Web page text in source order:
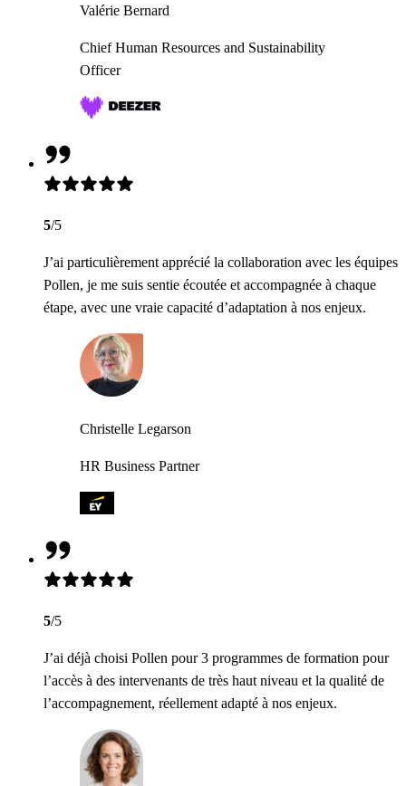
Valérie Bernard
Chief Human Resources and Sustainability
Officer
5/5
J’ai particulièrement apprécié la collaboration avec les équipes
Pollen, je me suis sentie écoutée et accompagnée à chaque
étape, avec une vraie capacité d’adaptation à nos enjeux.
Christelle Legarson
HR Business Partner
5/5
J’ai déjà choisi Pollen pour 3 programmes de formation pour
l’accès à des intervenants de très haut niveau et la qualité de
l’accompagnement, réellement adapté à nos enjeux.